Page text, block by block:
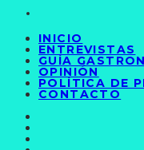
INICIO
ENTREVISTAS
GUÍA
OPINIÓN
POLÍTICA DE
CONTACTO